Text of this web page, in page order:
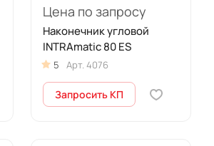
Цена по запросу
Наконечник угловой
INTRAmatic 80 ES
5 Арт.4076
Запросить КП